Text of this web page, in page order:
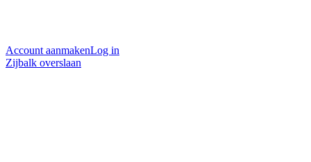
Account aanmakenLog in
Zijbalk overslaan